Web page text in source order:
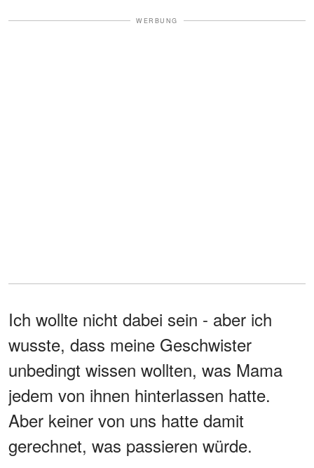
WERBUNG
Ich wollte nicht dabei sein - aber ich
wusste, dass meine Geschwister
unbedingt wissen wollten, was Mama
jedem von ihnen hinterlassen hatte.
Aber keiner von uns hatte damit
gerechnet, was passieren würde.